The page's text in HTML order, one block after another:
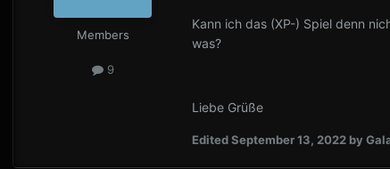
Members
9
Kann ich das (XP-) Spiel denn
was?
Liebe Grüße
EditedSeptember 13, 2022 by